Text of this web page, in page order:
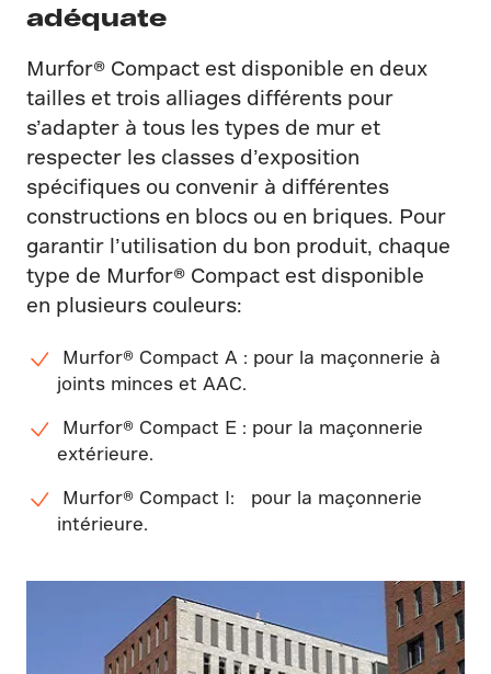
adéquate
Murfor® Compact est disponible en deux
tailles et trois alliages différents pour
s’adapter à tous les types de mur et
respecter les classes d’exposition
spécifiques ou convenir à différentes
constructions en blocs ou en briques. Pour
garantir l’utilisation du bon produit, chaque
type de Murfor® Compact est disponible
en plusieurs couleurs:
Murfor® Compact A : pour la maçonnerie à
joints minces et AAC.
Murfor® Compact E : pour la maçonnerie
extérieure.
Murfor® Compact I: pour la maçonnerie
intérieure.